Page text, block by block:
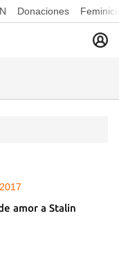
Donaciones
amor a Stalin